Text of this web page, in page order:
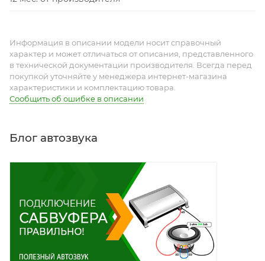
Информация в описании модели носит справочный
характер и может отличаться от описания, представленного
в технической документации производителя. Всегда перед
покупкой уточняйте у менеджера интернет-магазина
характеристики и комплектацию товара.
Сообщить об ошибке в описании
Блог автозвука